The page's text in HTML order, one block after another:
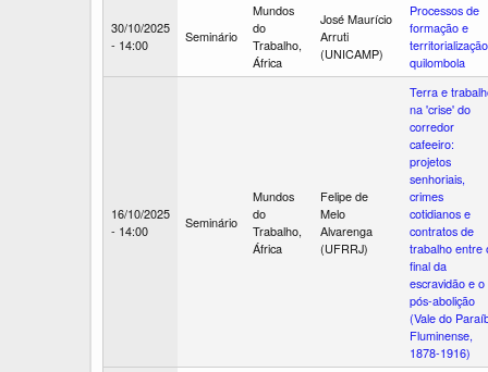
30/10/2025
- 14:00
Seminário
Mundos
do
Trabalho,
África
José Maurício
Arruti
(UNICAMP)
Processos de
formação e
territorialização
quilombola
16/10/2025
- 14:00
Seminário
Mundos
do
Trabalho,
África
Felipe de
Melo
Alvarenga
(UFRRJ)
Terra e
na 'crise' do
corredor
cafeeiro:
projetos
senhoriais,
crimes
cotidianos e
contratos de
trabalho entre
final da
escravidão e o
pós-abolição
(Vale do
Fluminense,
1878-1916)